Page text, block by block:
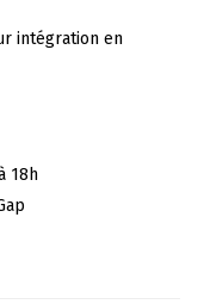
intégration en
18h